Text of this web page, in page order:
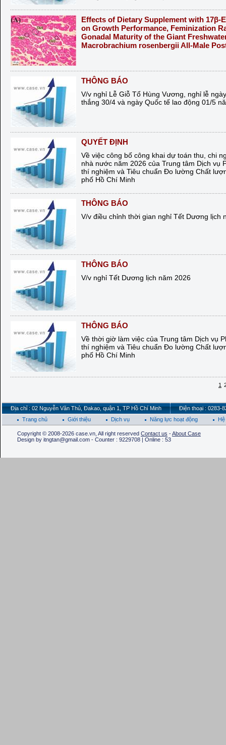
Effects of Dietary Supplement with 17β-
on Growth Performance, Feminization
Gonadal Maturity of the Giant
Macrobrachium rosenbergii All-Male
THÔNG BÁO
V/v nghỉ Lễ Giỗ Tổ Hùng Vương, nghỉ lễ
thắng 30/4 và ngày Quốc tế lao động 01/5
QUYẾT ĐỊNH
Về việc công bố công khai dự toán thu, chi
nhà nước năm 2026 của Trung tâm Dịch vụ
thí nghiệm và Tiêu chuẩn Đo lường Chất
phố Hồ Chí Minh
THÔNG BÁO
V/v điều chỉnh thời gian nghỉ Tết Dương lịch
THÔNG BÁO
V/v nghỉ Tết Dương lịch năm 2026
THÔNG BÁO
Về thời giờ làm việc của Trung tâm Dịch vụ
thí nghiệm và Tiêu chuẩn Đo lường Chất
phố Hồ Chí Minh
1
Địa chỉ : 02 Nguyễn Văn Thủ, Đakao, quận 1, TP Hồ Chí Minh
Điện thoại : 0283-
Trang chủ
Giới thiệu Dịch vụ Năng lực hoạt động
Copyright © 2008-2026 case.vn, All right reserved Contact us -About Case
Design by itngtan@gmail.com - Counter : 9229708 | Online : 53